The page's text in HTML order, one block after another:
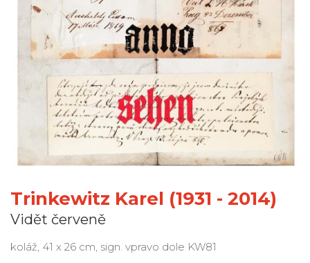
Trinkewitz Karel (1931 - 2014)
Vidět červeně
koláž, 41 x 26 cm, sign. vpravo dole KW81